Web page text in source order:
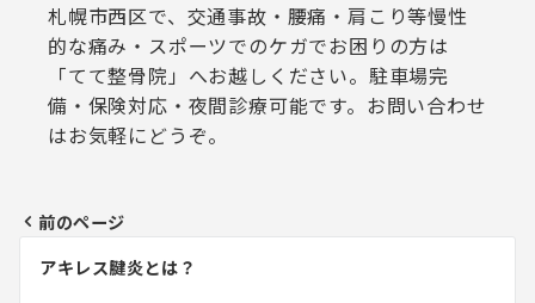
札幌市西区で、交通事故・腰痛・肩こり等慢性
的な痛み・スポーツでのケガでお困りの方は
「てて整骨院」へお越しください。駐車場完
備・保険対応・夜間診療可能です。お問い合わせ
はお気軽にどうぞ。
投
前のページ
アキレス腱炎とは？